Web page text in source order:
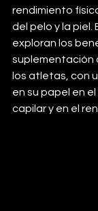
rendimiento
del pelo y la piel.
exploran los
suplementación
los atletas, con
en su papel en
capilar y en el